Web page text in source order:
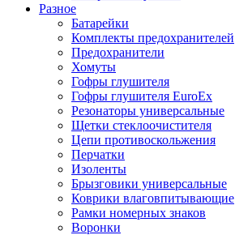
Разное
Батарейки
Комплекты предохранителей
Предохранители
Хомуты
Гофры глушителя
Гофры глушителя EuroEx
Резонаторы универсальные
Щетки стеклоочистителя
Цепи противоскольжения
Перчатки
Изоленты
Брызговики универсальные
Коврики влаговпитывающие
Рамки номерных знаков
Воронки